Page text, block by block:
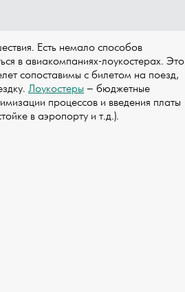
Есть немало способов
в авиакомпаниях-лоукостерах. Это
сопоставимы с билетом на поезд,
Лоукостеры – бюджетные
процессов и введения платы
в аэропорту и т.д.).